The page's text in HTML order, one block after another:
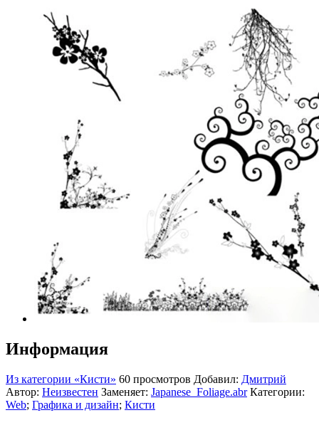
Информация
Из категории «Кисти» 60 просмотров Добавил: Дмитрий
Автор: Неизвестен Заменяет: Japanese_Foliage.abr Категории:
Web; Графика и дизайн; Кисти